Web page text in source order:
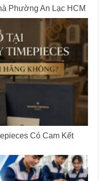
Phường An Lạc HCM
Có Cam Kết